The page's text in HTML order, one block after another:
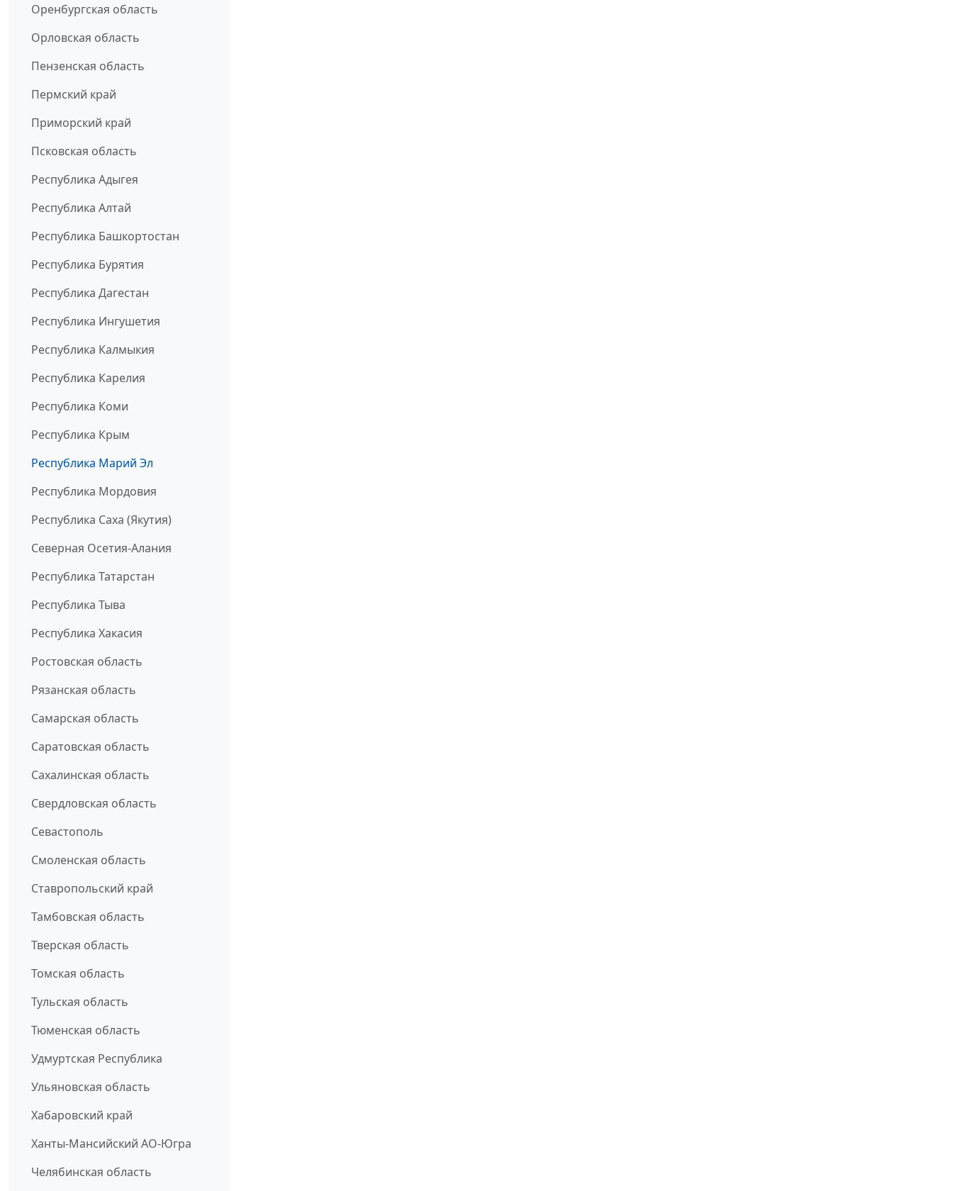
Оренбургская область
Орловская область
Пензенская область
Пермский край
Приморский край
Псковская область
Республика Адыгея
Республика Алтай
Республика Башкортостан
Республика Бурятия
Республика Дагестан
Республика Ингушетия
Республика Калмыкия
Республика Карелия
Республика Коми
Республика Крым
Республика Марий Эл
Республика Мордовия
Республика Саха (Якутия)
Северная Осетия-Алания
Республика Татарстан
Республика Тыва
Республика Хакасия
Ростовская область
Рязанская область
Самарская область
Саратовская область
Сахалинская область
Свердловская область
Севастополь
Смоленская область
Ставропольский край
Тамбовская область
Тверская область
Томская область
Тульская область
Тюменская область
Удмуртская Республика
Ульяновская область
Хабаровский край
Ханты-Мансийский АО-Югра
Челябинская область